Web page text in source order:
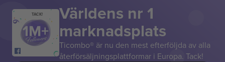
TACK! Världens nr 1
marknadsplats
Ticombo® är nu den mest efterföljda av alla
återförsäljningsplattformar i Europa. Tack!